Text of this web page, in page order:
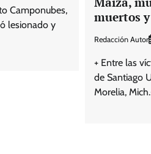
Camponubes,
lesionado y
muertos
Redacción Autor
+ Entre las
de Santiago
Morelia,